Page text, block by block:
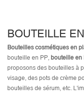
BOUTEILLE
Bouteilles cosmétiques en
bouteille en PP, bouteille en
proposons des bouteilles à
visage, des pots de crème
bouteilles de sérum, etc.